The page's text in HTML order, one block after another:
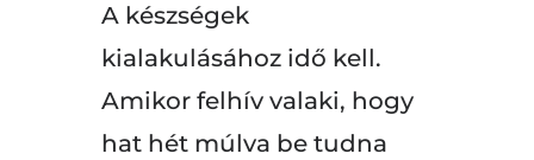
A készségek
kialakulásához idő kell.
Amikor felhív valaki, hogy
hat hét múlva be tudna